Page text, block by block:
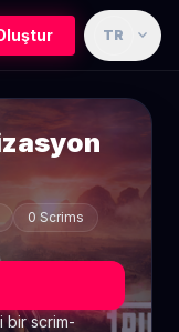
TR expand_more
0 Scrims
bir scrim-